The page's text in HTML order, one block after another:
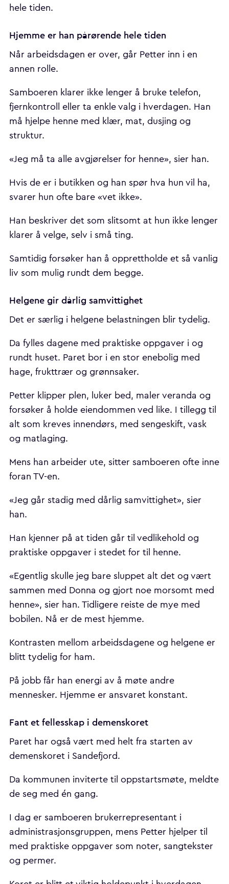
hele tiden.
Hjemme er han pårørende hele tiden
Når arbeidsdagen er over, går Petter inn i en
annen rolle.
Samboeren klarer ikke lenger å bruke telefon,
fjernkontroll eller ta enkle valg i hverdagen. Han
må hjelpe henne med klær, mat, dusjing og
struktur.
«Jeg må ta alle avgjørelser for henne», sier han.
Hvis de er i butikken og han spør hva hun vil ha,
svarer hun ofte bare «vet ikke».
Han beskriver det som slitsomt at hun ikke lenger
klarer å velge, selv i små ting.
Samtidig forsøker han å opprettholde et så vanlig
liv som mulig rundt dem begge.
Helgene gir dårlig samvittighet
Det er særlig i helgene belastningen blir tydelig.
Da fylles dagene med praktiske oppgaver i og
rundt huset. Paret bor i en stor enebolig med
hage, frukttrær og grønnsaker.
Petter klipper plen, luker bed, maler veranda og
forsøker å holde eiendommen ved like. I tillegg til
alt som kreves innendørs, med sengeskift, vask
og matlaging.
Mens han arbeider ute, sitter samboeren ofte inne
foran TV-en.
«Jeg går stadig med dårlig samvittighet», sier
han.
Han kjenner på at tiden går til vedlikehold og
praktiske oppgaver i stedet for til henne.
«Egentlig skulle jeg bare sluppet alt det og vært
sammen med Donna og gjort noe morsomt med
henne», sier han. Tidligere reiste de mye med
bobilen. Nå er de mest hjemme.
Kontrasten mellom arbeidsdagene og helgene er
blitt tydelig for ham.
På jobb får han energi av å møte andre
mennesker. Hjemme er ansvaret konstant.
Fant et fellesskap i demenskoret
Paret har også vært med helt fra starten av
demenskoret i Sandefjord.
Da kommunen inviterte til oppstartsmøte, meldte
de seg med én gang.
I dag er samboeren brukerrepresentant i
administrasjonsgruppen, mens Petter hjelper til
med praktiske oppgaver som noter, sangtekster
og permer.